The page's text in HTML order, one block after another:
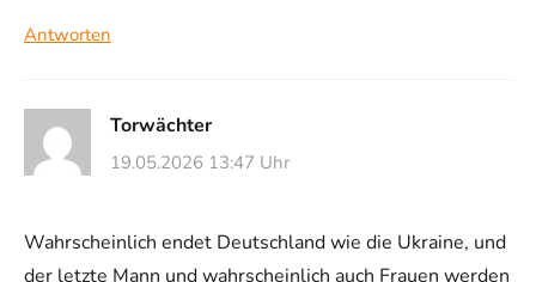
Antworten
Torwächter
19.05.2026 13:47 Uhr
Wahrscheinlich endet Deutschland wie die Ukraine, und
der letzte Mann und wahrscheinlich auch Frauen werden